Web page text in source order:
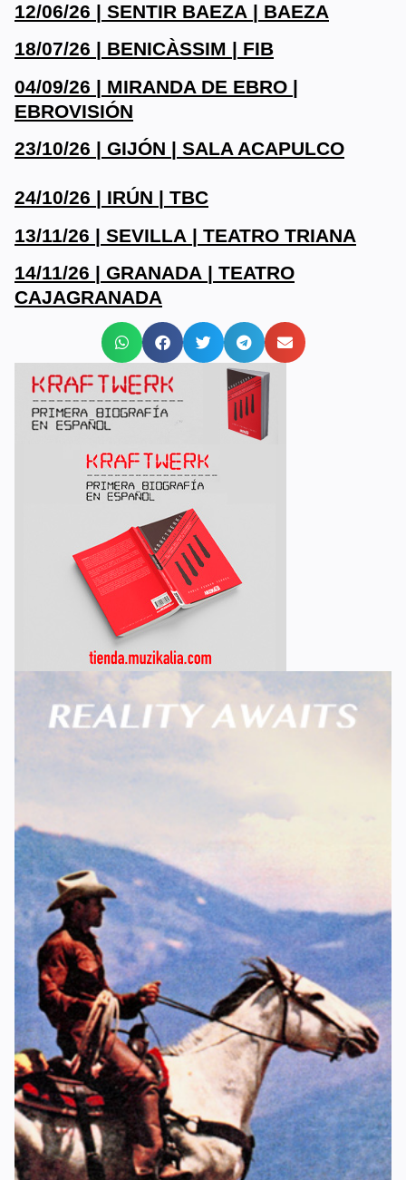
12/06/26 | SENTIR BAEZA | BAEZA
18/07/26 | BENICÀSSIM | FIB
04/09/26 | MIRANDA DE EBRO |
EBROVISIÓN
23/10/26 | GIJÓN | SALA ACAPULCO
24/10/26 | IRÚN | TBC
13/11/26 | SEVILLA | TEATRO TRIANA
14/11/26 | GRANADA | TEATRO
CAJAGRANADA